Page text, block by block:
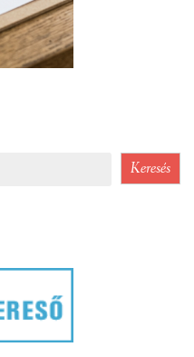
Keresés